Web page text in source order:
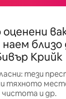
Крийк
тези
тяхното
чистота и др.